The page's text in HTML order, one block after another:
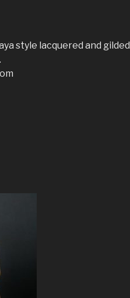
style lacquered and gilded